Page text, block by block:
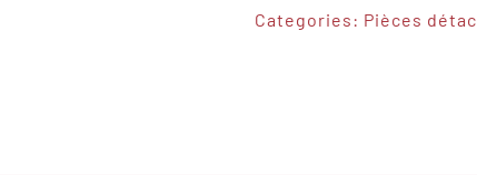
Categories: Pièces